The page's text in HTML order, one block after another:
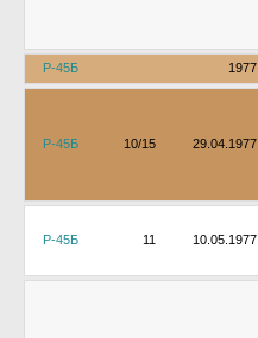
Р-45Б
1977
Р-45Б 10/15 29.04.1977
Р-45Б 11 10.05.1977